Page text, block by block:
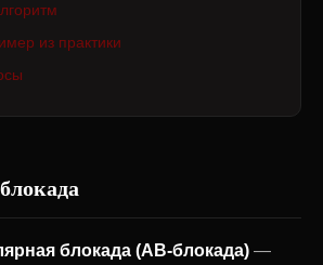
из практики
блокада (АВ-блокада) —